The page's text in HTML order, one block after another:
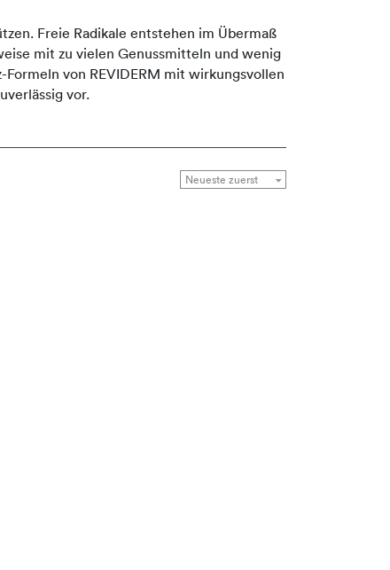
Freie Radikale entstehen im Übermaß
mit zu vielen Genussmitteln und wenig
von REVIDERM mit wirkungsvollen
vor.